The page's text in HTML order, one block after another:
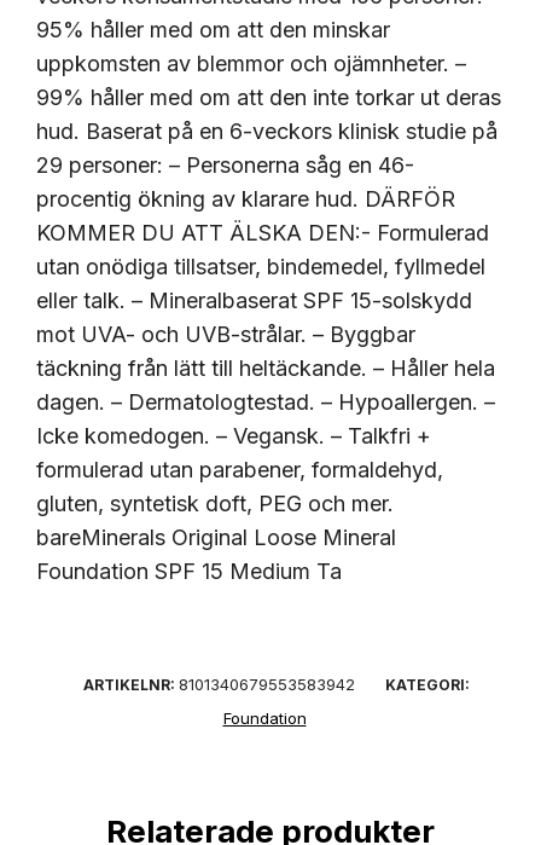
95% håller med om att den minskar
uppkomsten av blemmor och ojämnheter. –
99% håller med om att den inte torkar ut deras
hud. Baserat på en 6-veckors klinisk studie på
29 personer: – Personerna såg en 46-
procentig ökning av klarare hud. DÄRFÖR
KOMMER DU ATT ÄLSKA DEN:- Formulerad
utan onödiga tillsatser, bindemedel, fyllmedel
eller talk. – Mineralbaserat SPF 15-solskydd
mot UVA- och UVB-strålar. – Byggbar
täckning från lätt till heltäckande. – Håller hela
dagen. – Dermatologtestad. – Hypoallergen. –
Icke komedogen. – Vegansk. – Talkfri +
formulerad utan parabener, formaldehyd,
gluten, syntetisk doft, PEG och mer.
bareMinerals Original Loose Mineral
Foundation SPF 15 Medium Ta
ARTIKELNR: 8101340679553583942 KATEGORI:
Foundation
Relaterade produkter